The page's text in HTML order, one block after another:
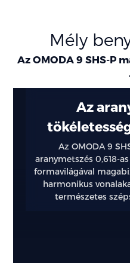
Mély
Az OMODA 9 SHS-P
Az
Az OMODA 9
aranymetszés 0,618-
formavilágával
harmonikus
természetes